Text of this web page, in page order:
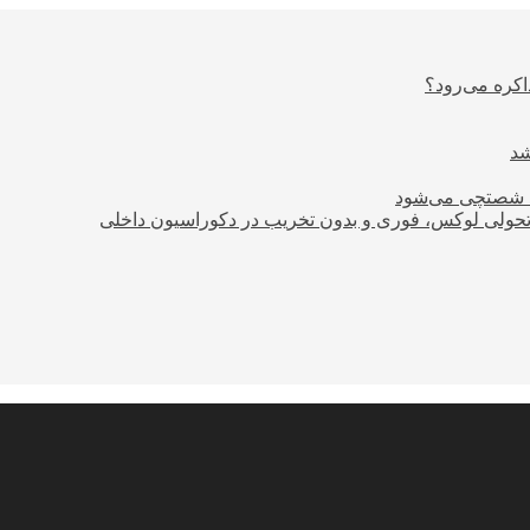
می‌رود؟
شصتچی می‌شود
تحولی لوکس، فوری و بدون تخریب در دکوراسیون داخلی